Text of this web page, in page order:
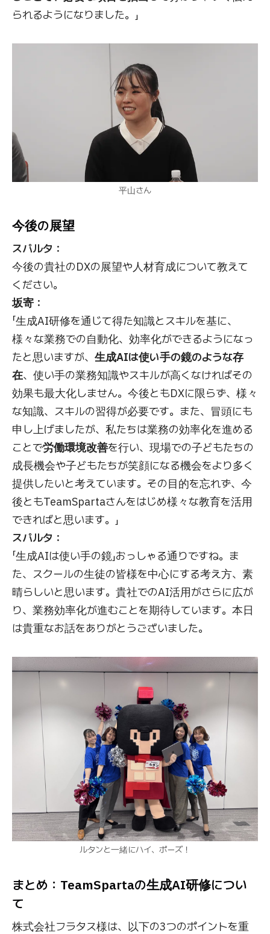
られるようになりました。」
平山さん
今後の展望
スパルタ：
今後の貴社のDXの展望や人材育成について教えて
ください。
坂寄：
「生成AI研修を通じて得た知識とスキルを基に、
様々な業務での自動化、効率化ができるようになっ
たと思いますが、 生成AIは使い手の鏡のような存
在、使い手の業務知識やスキルが高くなければその
効果も最大化しません。今後ともDXに限らず、様々
な知識、スキルの習得が必要です。また、冒頭にも
申し上げましたが、私たちは業務の効率化を進める
ことで労働環境改善を行い、現場での子どもたちの
成長機会や子どもたちが笑顔になる機会をより多く
提供したいと考えています。その目的を忘れず、今
後ともTeamSpartaさんをはじめ様々な教育を活用
できればと思います。」
スパルタ：
「生成AIは使い手の鏡」おっしゃる通りですね。ま
た、スクールの生徒の皆様を中心にする考え方、素
晴らしいと思います。貴社でのAI活用がさらに広が
り、業務効率化が進むことを期待しています。本日
は貴重なお話をありがとうございました。
ルタンと一緒にハイ、ポーズ！
まとめ：TeamSpartaの生成AI研修につい
て
株式会社フラタス様は、以下の3つのポイントを重